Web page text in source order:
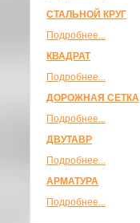
СТАЛЬНОЙ КРУГ
Подробнее...
КВАДРАТ
Подробнее...
ДОРОЖНАЯ СЕТКА
Подробнее...
ДВУТАВР
Подробнее...
АРМАТУРА
Подробнее...